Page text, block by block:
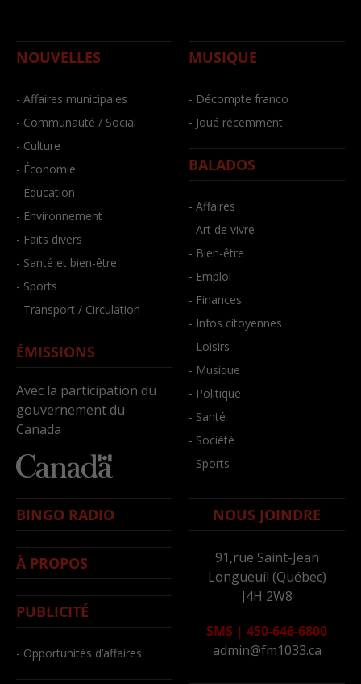
NOUVELLES
- Affaires municipales
- Communauté / Social
- Culture
- Économie
- Éducation
- Environnement
- Faits divers
- Santé et bien-être
- Sports
- Transport / Circulation
ÉMISSIONS
Avec la participation du
gouvernement du
Canada
MUSIQUE
- Décompte franco
- Joué récemment
BALADOS
- Affaires
- Art de vivre
- Bien-être
- Emploi
- Finances
- Infos citoyennes
- Loisirs
- Musique
- Politique
- Santé
- Société
- Sports
BINGO RADIO
À PROPOS
PUBLICITÉ
- Opportunités d’affaires
NOUS JOINDRE
91,rue Saint-Jean
Longueuil (Québec)
J4H 2W8
SMS | 450-646-6800
admin@fm1033.ca